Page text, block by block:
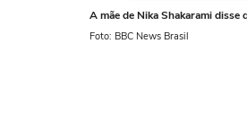
A mãe de Nika Shakarami
Foto: BBC News Brasil